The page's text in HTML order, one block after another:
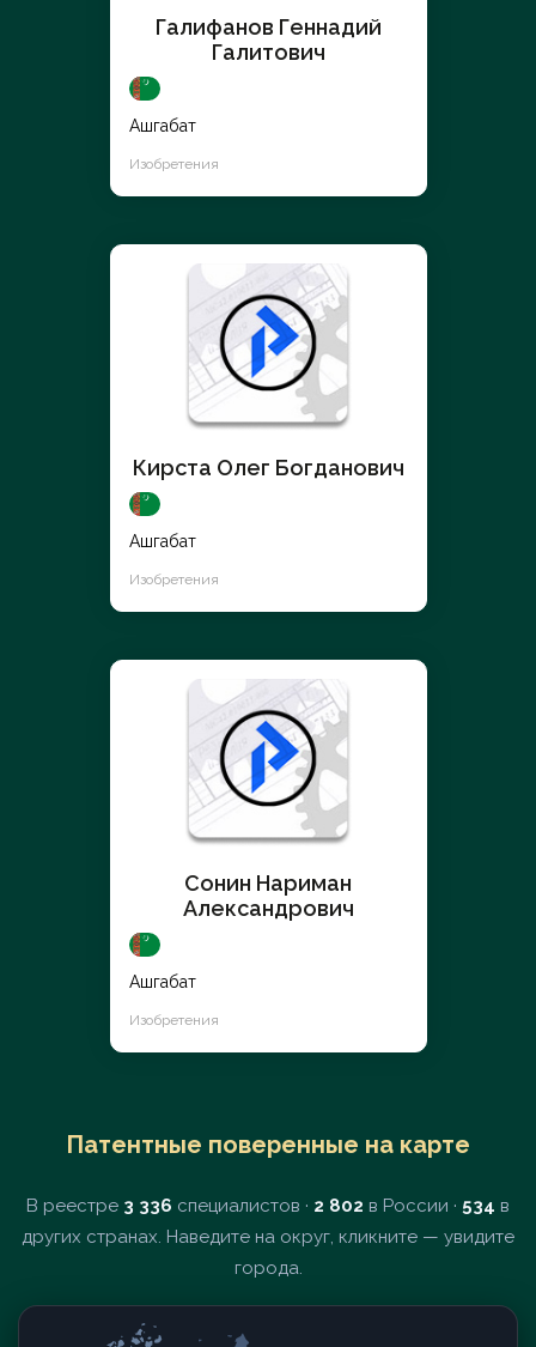
Галифанов Геннадий
Галитович
Ашгабат
Изобретения
Кирста Олег Богданович
Ашгабат
Изобретения
Сонин Нариман
Александрович
Ашгабат
Изобретения
Патентные поверенные на карте
В реестре 3 336 специалистов · 2 802 в России · 534 в
других странах. Наведите на округ, кликните — увидите
города.